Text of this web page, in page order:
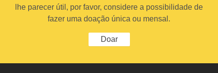
lhe parecer útil, por favor, considere a possibilidade de
fazer uma doação única ou mensal.
Doar